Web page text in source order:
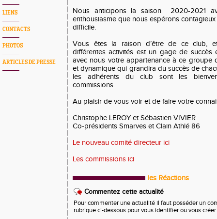
LIENS
CONTACTS
PHOTOS
ARTICLES DE PRESSE
Nous anticipons la saison 2020-2021
enthousiasme que nous espérons
difficile.
Vous êtes la raison d’être de ce club,
différentes activités est un gage de succès
avec nous votre appartenance à ce groupe
et dynamique qui grandira du succès de
les adhérents du club sont les
commissions.
Au plaisir de vous voir et de faire votre
Christophe LEROY et Sébastien VIVIER
Co-présidents Smarves et Clain Athlé 86
Le nouveau comité directeur ici
Les commissions ici
les Réactions
Commentez cette actualité
Pour commenter une actualité il faut posséder un
rubrique ci-dessous pour vous identifier ou vous